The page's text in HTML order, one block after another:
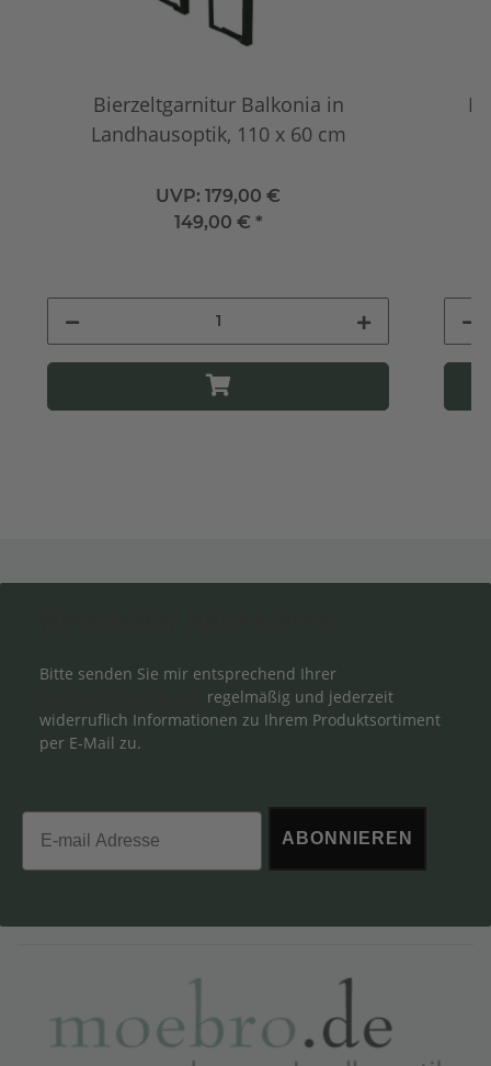
Bierzeltgarnitur Balkonia in
Landhausoptik, 110 x 60 cm
UVP: 179,00 €
149,00 € *
Bitte senden Sie mir entsprechend Ihrer
regelmäßig und jederzeit
widerruflich Informationen zu Ihrem Produktsortiment
per E-Mail zu.
Email
ABONNIEREN